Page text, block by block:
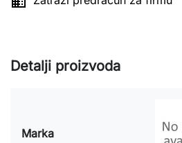
Detalji proizvoda
Marka